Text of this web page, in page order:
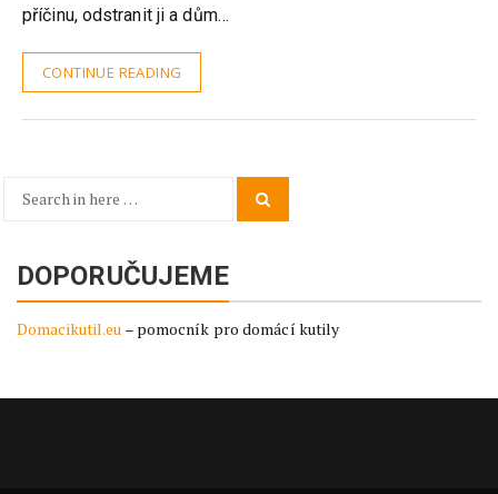
příčinu, odstranit ji a dům…
CONTINUE READING
Search
DOPORUČUJEME
Domacikutil.eu – pomocník pro domácí kutily